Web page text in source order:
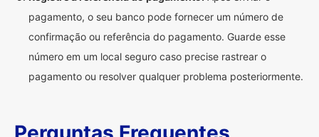
pagamento, o seu banco pode fornecer um número de
confirmação ou referência do pagamento. Guarde esse
número em um local seguro caso precise rastrear o
pagamento ou resolver qualquer problema posteriormente.